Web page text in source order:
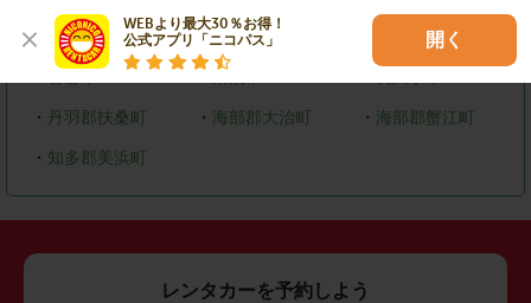
WEBより最大30％お得！
公式アプリ「ニコパス」
開く
・ 大府市 ・知多市 尾張旭市
・ 丹羽郡扶桑町 ・ 海部郡大治町 ・ 海部郡蟹江町
・ 知多郡美浜町
レンタカーを予約しよう